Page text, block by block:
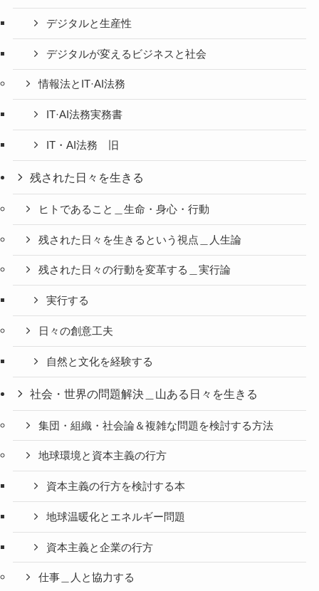
デジタルと生産性
デジタルが変えるビジネスと社会
情報法とIT·AI法務
IT·AI法務実務書
IT・AI法務 旧
残された日々を生きる
ヒトであること＿生命・身心・行動
残された日々を生きるという視点＿人生論
残された日々の行動を変革する＿実行論
実行する
日々の創意工夫
自然と文化を経験する
社会・世界の問題解決＿山ある日々を生きる
集団・組織・社会論＆複雑な問題を検討する方法
地球環境と資本主義の行方
資本主義の行方を検討する本
地球温暖化とエネルギー問題
資本主義と企業の行方
仕事＿人と協力する